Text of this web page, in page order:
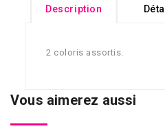
Description
2 coloris assortis.
Vous aimerez aussi